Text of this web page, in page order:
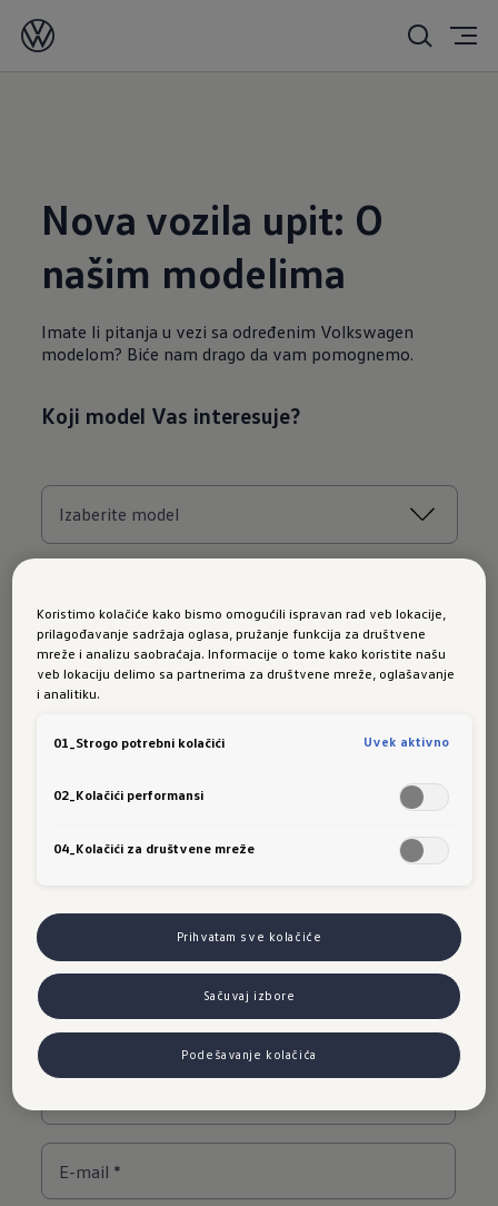
Koristimo kolačiće kako bismo omogućili ispravan rad veb lokacije,
prilagođavanje sadržaja oglasa, pružanje funkcija za društvene
mreže i analizu saobraćaja. Informacije o tome kako koristite našu
veb lokaciju delimo sa partnerima za društvene mreže, oglašavanje
i analitiku.
01_Strogo potrebni kolačići Uvek aktivno
02_Kolačići performansi
04_Kolačići za društvene mreže
Prihvatam sve kolačiće
Sačuvaj izbore
Podešavanje kolačića